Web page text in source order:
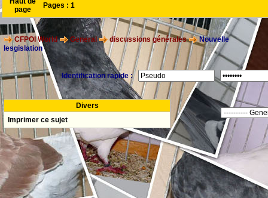
page
Pages : 1
CFPOI World General discussions générales
Nouvelle
lesgislation
Identification rapide :
Divers
Imprimer ce sujet